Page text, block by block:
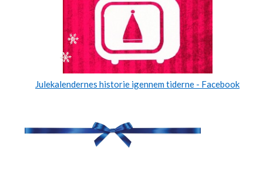
Julekalendernes historie igennem tiderne - Facebook